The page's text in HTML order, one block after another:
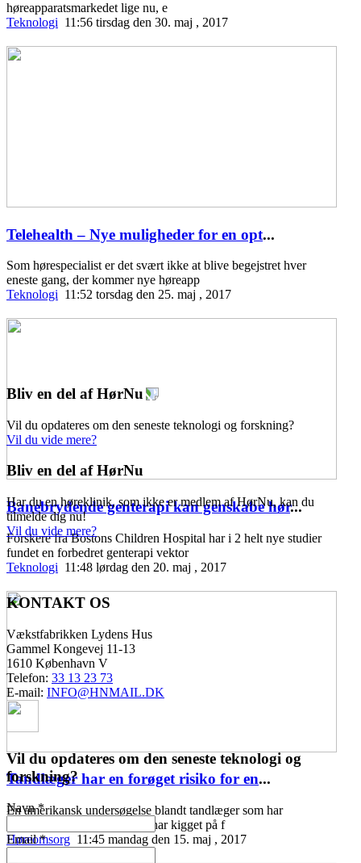
høreapparatsmarkedet lige nu, e
Teknologi 11:56 tirsdag den 30. maj , 2017
Telehealth – Nye muligheder for en opt...
Som hørespecialist er det svært ikke at blive begejstret hver
eneste gang, der kommer nye høreapp
Teknologi 11:52 torsdag den 25. maj , 2017
Banebrydende genterapi kan genskabe hør...
Forskere fra Bostons Children Hospital har i 2 helt nye studier
fundet en forbedret genterapi vektor
Teknologi 11:48 lørdag den 20. maj , 2017
Tandlæger har en forøget risiko for en...
En amerikansk undersøgelse blandt tandlæger som har
praktiseret i minimum 20 år, har kigget på f
Høreomsorg 11:45 mandag den 15. maj , 2017
Bliv en del af HørNu
Vil du opdateres om den seneste teknologi og forskning?
Vil du vide mere?
Bliv en del af HørNu
Har du en høreklinik, som ikke er medlem af HørNu, kan du
tilmelde dig nu!
Vil du vide mere?
KONTAKT OS
Vækstfabrikken Lydens Hus
Gammel Kongevej 11-13
1610 København V
Telefon: 33 13 23 73
E-mail: INFO@HNMAIL.DK
Vil du opdateres om den seneste teknologi og
forskning?
Navn *
Email *